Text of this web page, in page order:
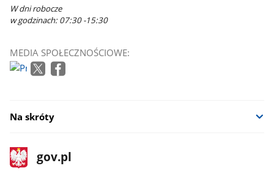
W dni robocze
w godzinach: 07:30 -15:30
MEDIA SPOŁECZNOŚCIOWE:
Na skróty
stopka
gov.pl
Strona
gov.pl